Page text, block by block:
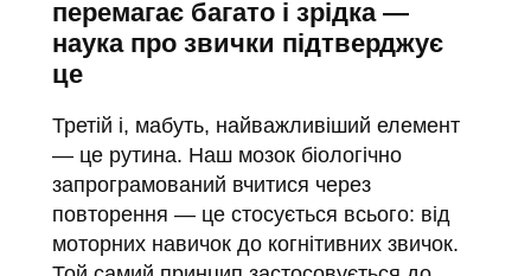
перемагає багато і зрідка —
наука про звички підтверджує
це
Третій і, мабуть, найважливіший елемент
— це рутина. Наш мозок біологічно
запрограмований вчитися через
повторення — це стосується всього: від
моторних навичок до когнітивних звичок.